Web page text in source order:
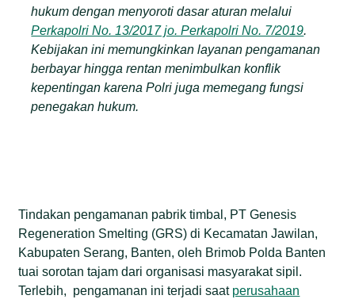
hukum dengan menyoroti dasar aturan melalui
Perkapolri No. 13/2017 jo. Perkapolri No. 7/2019.
Kebijakan ini memungkinkan layanan pengamanan
berbayar hingga rentan menimbulkan konflik
kepentingan karena Polri juga memegang fungsi
penegakan hukum.
Tindakan pengamanan pabrik timbal, PT Genesis
Regeneration Smelting (GRS) di Kecamatan Jawilan,
Kabupaten Serang, Banten, oleh Brimob Polda Banten
tuai sorotan tajam dari organisasi masyarakat sipil.
Terlebih, pengamanan ini terjadi saat perusahaan